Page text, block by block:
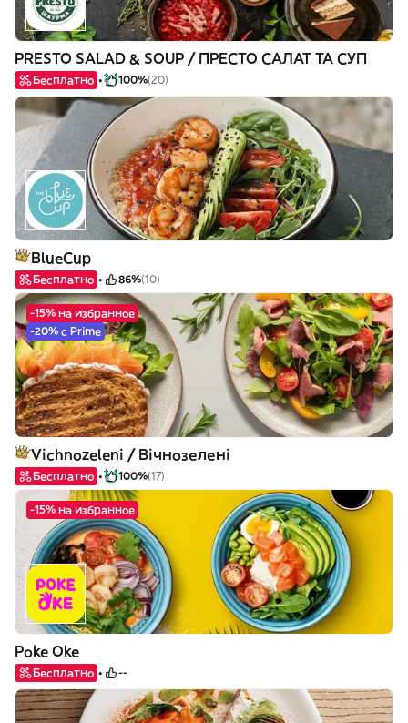
PRESTO SALAD & SOUP / ПРЕСТО САЛАТ ТА СУП
Бесплатно 100%(20)
BlueCup
Бесплатно 86%(10)
-15% на избранное
-20% с Prime
Vichnozeleni / Вічнозелені
Бесплатно 100%(17)
-15% на избранное
Poke Oke
Бесплатно --